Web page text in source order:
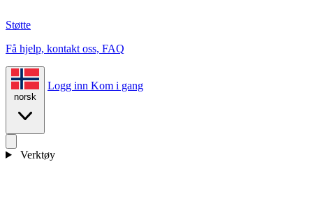
Støtte
Få hjelp, kontakt oss, FAQ
norsk
Logg inn Kom i gang
Verktøy